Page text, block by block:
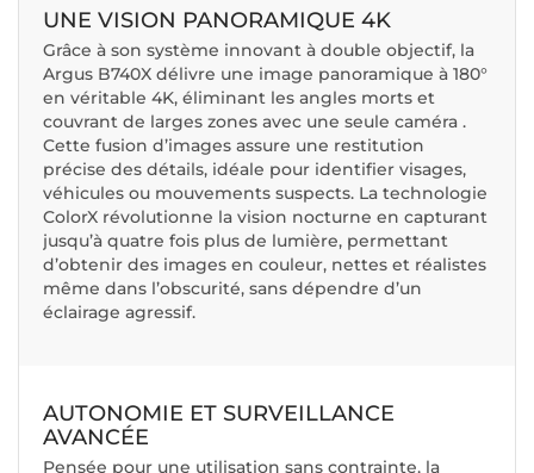
UNE VISION PANORAMIQUE 4K
Grâce à son système innovant à double objectif, la
Argus B740X délivre une image panoramique à 180°
en véritable 4K, éliminant les angles morts et
couvrant de larges zones avec une seule caméra .
Cette fusion d’images assure une restitution
précise des détails, idéale pour identifier visages,
véhicules ou mouvements suspects. La technologie
ColorX révolutionne la vision nocturne en capturant
jusqu’à quatre fois plus de lumière, permettant
d’obtenir des images en couleur, nettes et réalistes
même dans l’obscurité, sans dépendre d’un
éclairage agressif.
AUTONOMIE ET SURVEILLANCE
AVANCÉE
Pensée pour une utilisation sans contrainte, la